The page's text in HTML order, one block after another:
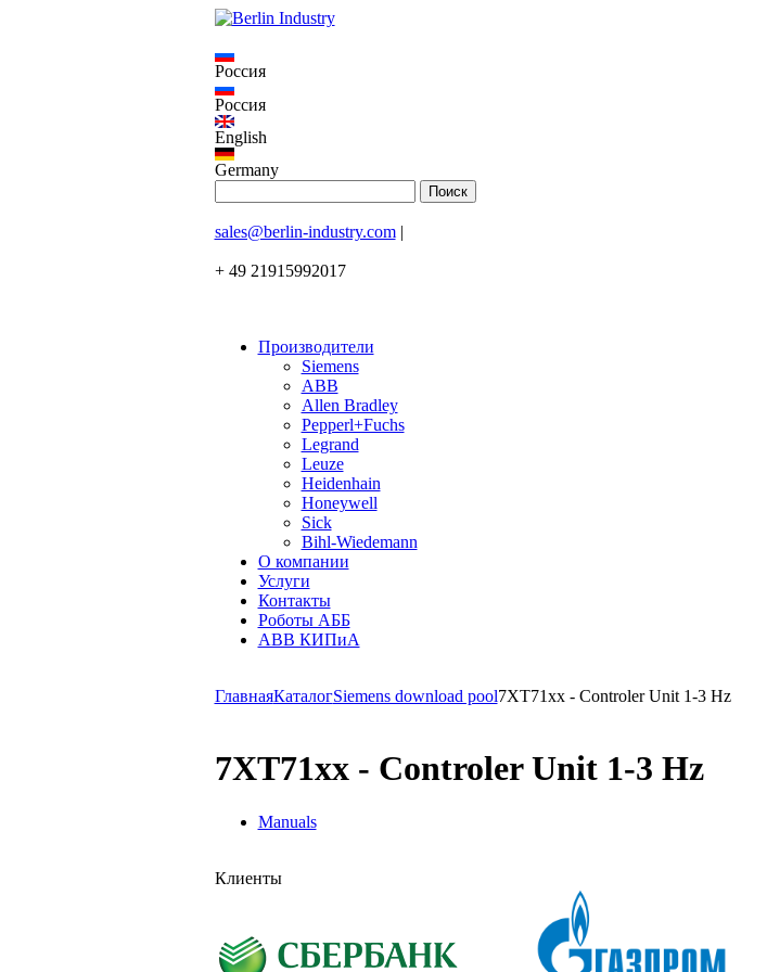
Россия
Россия
English
Germany
sales@berlin-industry.com|
+ 49 21915992017
Производители
Siemens
ABB
Allen Bradley
Pepperl+Fuchs
Legrand
Leuze
Heidenhain
Honeywell
Sick
Bihl-Wiedemann
О компании
Услуги
Контакты
Роботы АББ
ABB КИПиА
ГлавнаяКаталогSiemens download pool7XT71xx - Controler Unit 1-3 Hz
7XT71xx - Controler Unit 1-3 Hz
Manuals
Клиенты